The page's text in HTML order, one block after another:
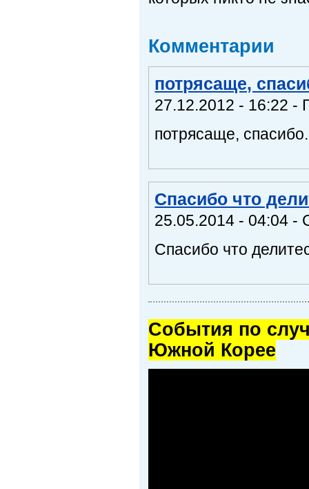
Комментарии
потрясаще,
27.12.2012 - 16:22 -
потрясаще,
Спасибо что
25.05.2014 - 04:04 -
Спасибо что
Cобытия по
Южной Корее